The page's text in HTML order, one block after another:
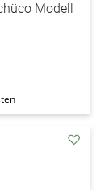
Modell